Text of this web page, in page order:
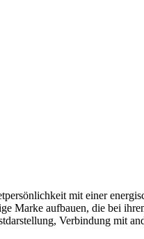
mit einer
Marke aufbauen, die bei
Verbindung mit